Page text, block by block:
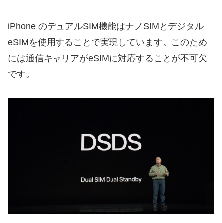
iPhone のデュアルSIM機能はナノSIMとデジタル
eSIMを使用することで実現しています。このため
には通信キャリアがeSIMに対応することが不可欠
です。